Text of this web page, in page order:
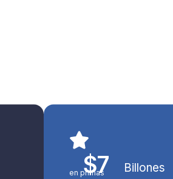
Billones
$7
en primas